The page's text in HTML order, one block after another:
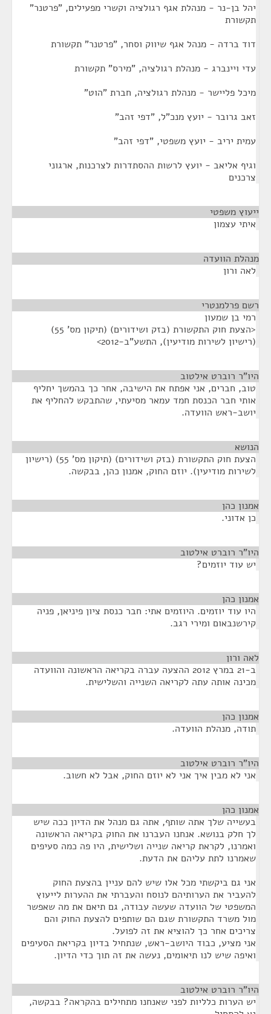
יהל בן-נר - מנהלת אגף רגולציה וקשרי מפעילים, "פרטנר"
תקשורת
דוד ברדה - מנהל אגף שיווק וסחר, "פרטנר" תקשורת
עדי ויינברג - מנהלת רגולציה, "מירס" תקשורת
מיכל פליישר - מנהלת רגולציה, חברת "הוט"
זאב גרובר - יועץ מנכ"ל, "דפי זהב"
עמית יריב - יועץ משפטי, "דפי זהב"
וגיף אליאב - יועץ לרשות ההסתדרות לצרכנות, ארגוני
צרכנים
ייעוץ משפטי
איתי עצמון
מנהלת הוועדה
לאה ורון
רשם פרלמנטרי
רמי בן שמעון
<הצעת חוק התקשורת (בזק ושידורים) (תיקון מס' 55)
(רישיון לשירות מודיעין), התשע"ב-2012>
היו"ר רוברט אילטוב
טוב, חברים, אני אפתח את הישיבה, אחר כך בהמשך יחליף
אותי חבר הכנסת חמד עמאר מסיעתי, שהתבקש להחליף את
יושב-ראש הוועדה.
הנושא
הצעת חוק התקשורת (בזק ושידורים) (תיקון מס' 55) (רישיון
לשירות מודיעין). יוזם החוק, אמנון כהן, בבקשה.
אמנון כהן
כן אדוני.
היו"ר רוברט אילטוב
יש עוד יוזמים?
אמנון כהן
היו עוד יוזמים. היוזמים אתי: חבר כנסת ציון פיניאן, פניה
קירשנבאום ומירי רגב.
לאה ורון
ב-21 במרץ 2012 ההצעה עברה בקריאה הראשונה והוועדה
מכינה אותה עתה לקריאה השנייה והשלישית.
אמנון כהן
תודה, מנהלת הוועדה.
היו"ר רוברט אילטוב
אני לא מבין איך אני לא יוזם החוק, אבל לא חשוב.
אמנון כהן
בעשייה שלך אתה שותף, אתה גם מנהל את הדיון ככה שיש
לך חלק בנושא. אנחנו העברנו את החוק בקריאה הראשונה
ואמרנו, לקראת קריאה שנייה ושלישית, היו פה כמה סעיפים
שאמרנו לתת עליהם את הדעת.
אני גם ביקשתי מכל אלו שיש להם עניין בהצעת החוק
להעביר את הערותיהם לנוסח והעברתי את ההערות לייעוץ
המשפטי של הוועדה שעשה עבודה, גם תיאם את מה שאפשר
מול משרד התקשורת שגם הם שותפים להצעת החוק והם
צריכים אחר כך להוציא את זה לפועל.
אני מציע, כבוד היושב-ראש, שנתחיל בדיון בקריאת הסעיפים
ואיפה שיש לנו תיאומים, נעשה את זה תוך כדי הדיון.
היו"ר רוברט אילטוב
יש הערות כלליות לפני שאנחנו מתחילים בהקראה? בבקשה,